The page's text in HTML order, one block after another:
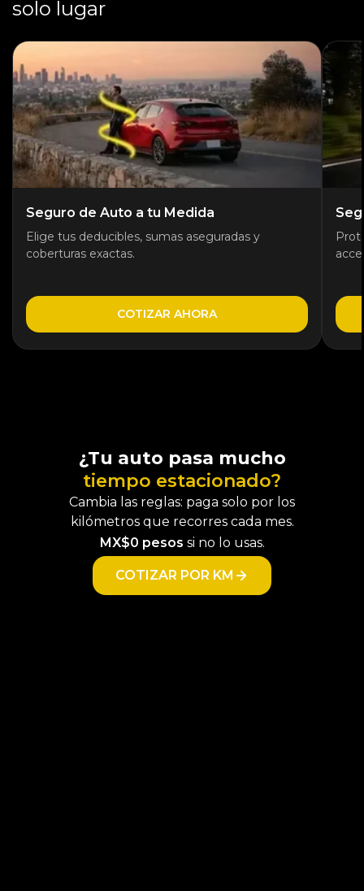
solo lugar
Seguro de Auto a tu Medida
Elige tus deducibles, sumas aseguradas y
coberturas exactas.
COTIZAR AHORA
¿Tu auto pasa mucho
tiempo estacionado?
Cambia las reglas: paga solo por los
kilómetros que recorres cada mes.
MX$0 pesos si no lo usas.
COTIZAR POR KM